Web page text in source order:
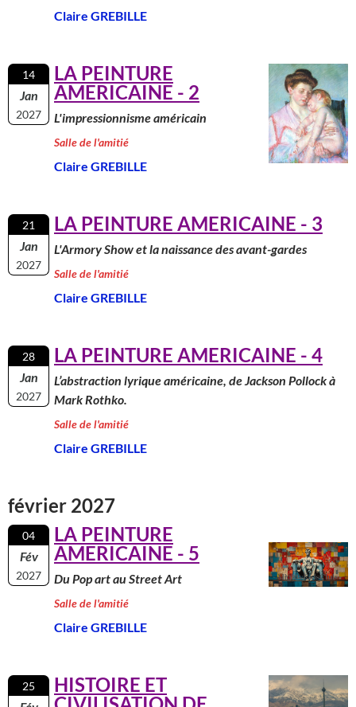
Claire GREBILLE
14
Jan
2027
LA PEINTURE
AMERICAINE - 2
L'impressionnisme américain
Salle de l'amitié
Claire GREBILLE
21
Jan
2027
LA PEINTURE AMERICAINE - 3
L'Armory Show et la naissance des avant-gardes
Salle de l'amitié
Claire GREBILLE
28
Jan
2027
LA PEINTURE AMERICAINE - 4
L’abstraction lyrique américaine, de Jackson Pollock à
Mark Rothko.
Salle de l'amitié
Claire GREBILLE
février 2027
04
Fév
2027
LA PEINTURE
AMERICAINE - 5
Du Pop art au Street Art
Salle de l'amitié
Claire GREBILLE
25
HISTOIRE ET